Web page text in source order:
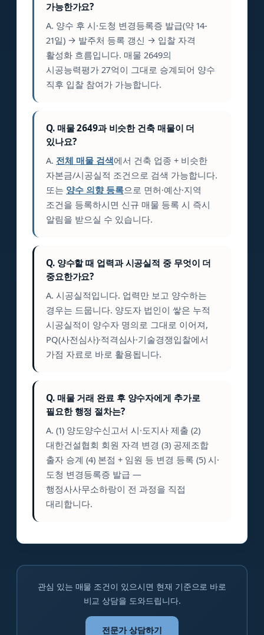
가능한가요?
A. 양수 후 시·도청 변경등록증 발급(약 14-
21일) → 발주처 등록 갱신 → 입찰 자격
활성화 흐름입니다. 매물 2649의
시공능력평가 27억이 그대로 승계되어 양수
직후 입찰 참여가 가능합니다.
Q. 매물 2649과 비슷한 건축 매물이 더
있나요?
A. 전체 매물 검색에서 건축 업종 + 비슷한
자본금/시공실적 조건으로 검색 가능합니다.
또는 양수 의향 등록으로 면허·예산·지역
조건을 등록하시면 신규 매물 등록 시 즉시
알림을 받으실 수 있습니다.
Q. 양수할 때 업력과 시공실적 중 무엇이 더
중요한가요?
A. 시공실적입니다. 업력만 보고 양수하는
경우는 드뭅니다. 양도자 법인이 쌓은 누적
시공실적이 양수자 명의로 그대로 이어져,
PQ(사전심사)·적격심사·기술경쟁입찰에서
가점 자료로 바로 활용됩니다.
Q. 매물 거래 완료 후 양수자에게 추가로
필요한 행정 절차는?
A. (1) 양도양수신고서 시·도지사 제출 (2)
대한건설협회 회원 자격 변경 (3) 공제조합
출자 승계 (4) 본점 + 임원 등 변경 등록 (5) 시·
도청 변경등록증 발급 —
행정사사무소하랑이 전 과정을 직접
대리합니다.
관심 있는 매물 조건이 있으시면 현재 기준으로 바로
비교 상담을 도와드립니다.
전문가 상담하기